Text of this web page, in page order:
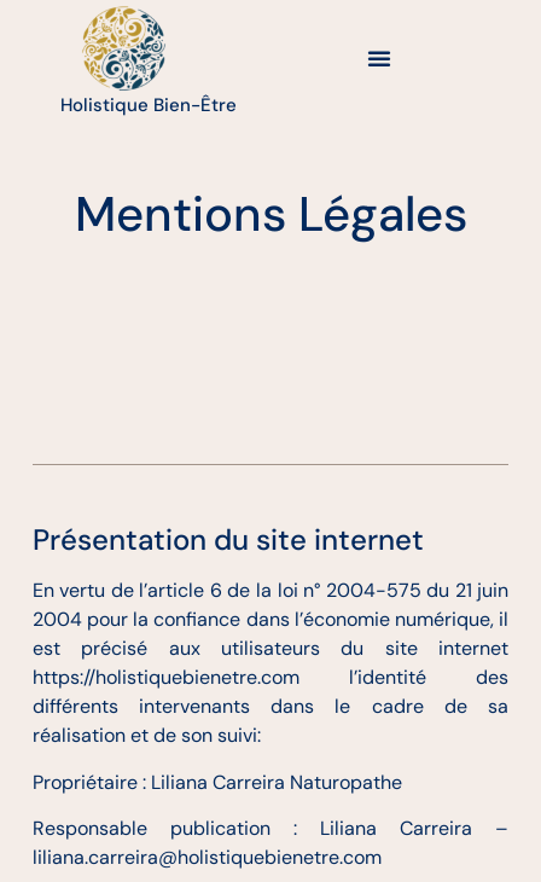
Holistique Bien-Être
Mentions Légales
Présentation du site internet
En vertu de l’article 6 de la loi n° 2004-575 du 21 juin
2004 pour la confiance dans l’économie numérique, il
est précisé aux utilisateurs du site internet
https://holistiquebienetre.com l’identité des
différents intervenants dans le cadre de sa
réalisation et de son suivi:
Propriétaire : Liliana Carreira Naturopathe
Responsable publication : Liliana Carreira –
liliana.carreira@holistiquebienetre.com